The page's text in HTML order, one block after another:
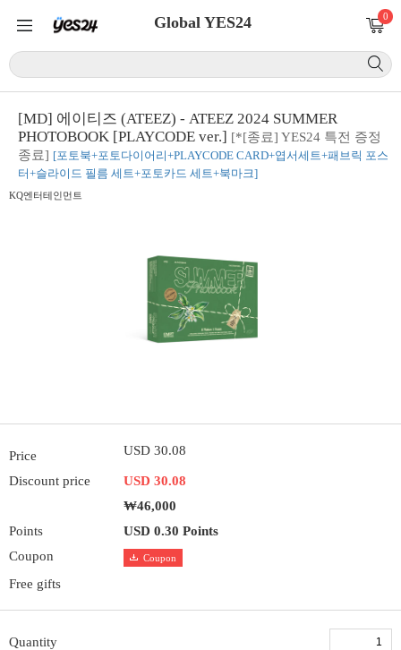
Global YES24 0
[MD] 에이티즈 (ATEEZ) - ATEEZ 2024 SUMMER
PHOTOBOOK [PLAYCODE ver.] [*[종료] YES24 특전 증정
종료] [포토북+포토다이어리+PLAYCODE CARD+엽서세트+패브릭 포스
터+슬라이드 필름 세트+포토카드 세트+북마크]
KQ엔터테인먼트
Price USD 30.08
Discount price
USD 30.08
₩46,000
Points
USD 0.30 Points
Coupon
Coupon
Free gifts
Quantity